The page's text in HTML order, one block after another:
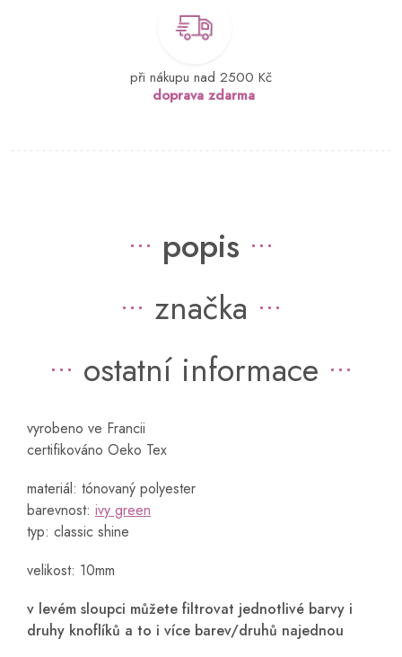
při nákupu nad 2500 Kč
doprava zdarma
popis
značka
ostatní informace
vyrobeno ve Francii
certifikováno Oeko Tex
materiál: tónovaný polyester
barevnost: ivy green
typ: classic shine
velikost: 10mm
v levém sloupci můžete filtrovat jednotlivé barvy i
druhy knoflíků a to i více barev/druhů najednou